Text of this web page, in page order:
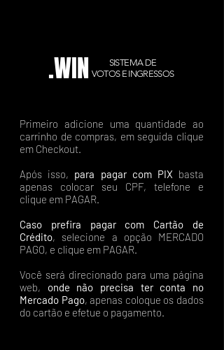
.WIN
SISTEMA DE
VOTOS E INGRESSOS
Primeiro adicione uma quantidade ao
carrinho de compras, em seguida clique
em Checkout.
Após isso, para pagar com PIX basta
apenas colocar seu CPF, telefone e
clique em PAGAR.
Caso prefira pagar com Cartão de
Crédito, selecione a opção MERCADO
PAGO, e clique em PAGAR.
Você será direcionado para uma página
web, onde não precisa ter conta no
Mercado Pago, apenas coloque os dados
do cartão e efetue o pagamento.